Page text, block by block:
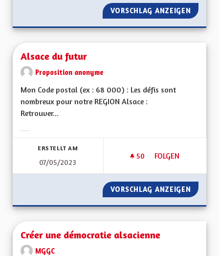
VORSCHLAG ANZEIGEN
Alsace du futur
Proposition anonyme
Mon Code postal (ex : 68 000) : Les défis sont
nombreux pour notre REGION Alsace :
Retrouver...
ERSTELLT AM
07/05/2023
50 50 FOLLOWER
FOLGEN
ALSACE DU FUTUR
VORSCHLAG ANZEIGEN
Créer une démocratie alsacienne
MGGC